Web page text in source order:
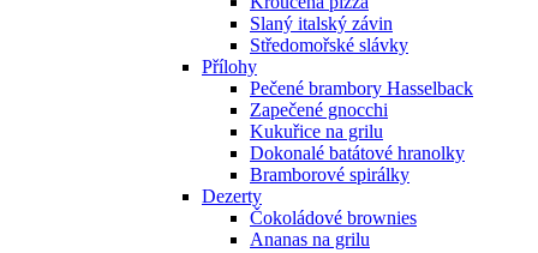
Slaný italský závin
Středomořské slávky
Přílohy
Pečené brambory Hasselback
Zapečené gnocchi
Kukuřice na grilu
Dokonalé batátové hranolky
Bramborové spirálky
Dezerty
Čokoládové brownies
Ananas na grilu